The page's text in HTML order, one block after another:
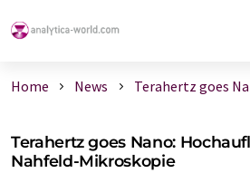
Home News Terahertz goes
Terahertz goes Nano:
Nahfeld-Mikroskopie